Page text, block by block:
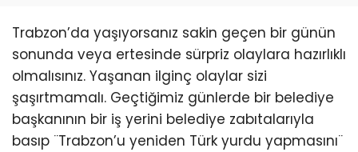
Trabzon’da yaşıyorsanız sakin geçen bir günün
sonunda veya ertesinde sürpriz olaylara hazırlıklı
olmalısınız. Yaşanan ilginç olaylar sizi
şaşırtmamalı. Geçtiğimiz günlerde bir belediye
başkanının bir iş yerini belediye zabıtalarıyla
basıp ¨Trabzon’u yeniden Türk yurdu yapmasını¨